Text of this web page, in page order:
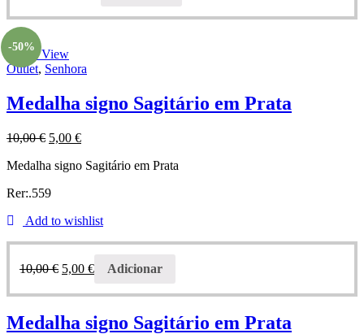
-50%
Quick View
Outlet, Senhora
Medalha signo Sagitário em Prata
10,00€ 5,00 €
Medalha signo Sagitário em Prata
Rer:.559
Add to wishlist
10,00€ 5,00 € Adicionar
Medalha signo Sagitário em Prata